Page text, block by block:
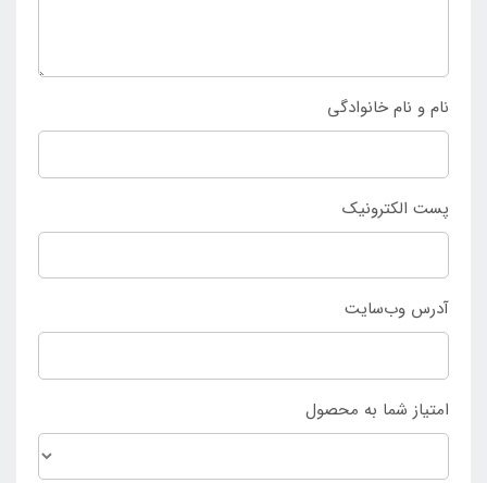
نام و نام خانوادگی
پست الکترونیک
آدرس وب‌سایت
امتیاز شما به محصول